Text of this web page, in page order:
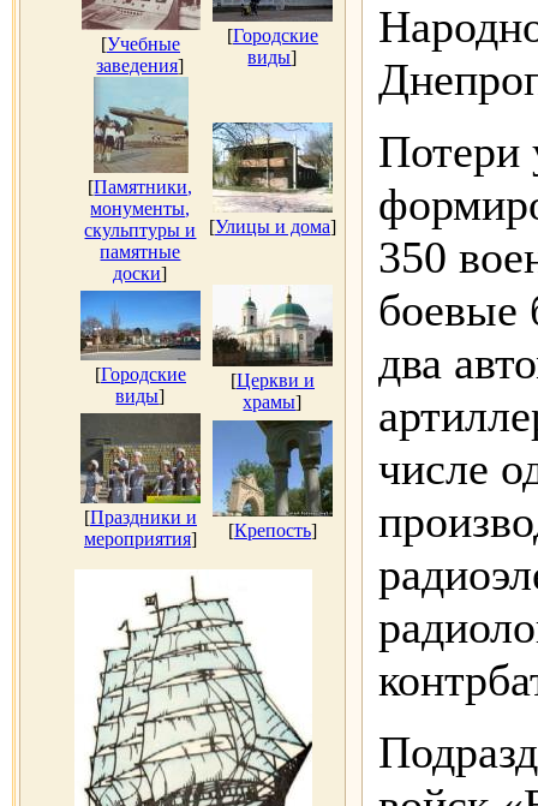
[Учебные
заведения]
[Городские
виды]
[Памятники,
монументы,
скульптуры и
памятные
доски]
[Улицы и дома]
[Городские
виды]
[Церкви и
храмы]
[Праздники и
мероприятия] [Крепость]
Потери
350
боевые
два
числе